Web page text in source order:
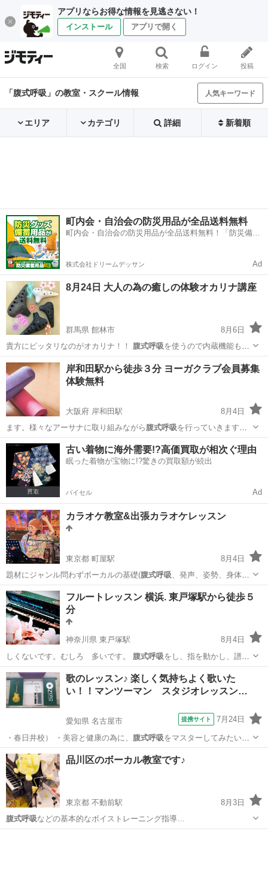
アプリならお得な情報を見逃さない！
インストール アプリで開く
全国 検索 ログイン 投稿
「腹式呼吸」の教室・スクール情報 人気キーワード
エリア カテゴリ 詳細 新着順
町内会・自治会の防災用品が全品送料無料
町内会・自治会の防災用品が全品送料無料！「防災備蓄
株式会社ドリームデッサン Ad
8月24日 大人の為の癒しの体験オカリナ講座
群馬県 館林市
8月6日
貴方にピッタリなのがオカリナ！！ 腹式呼吸を使うので内蔵機能もUP
し健康維持、…
群馬 館林市 その他
岸和田駅から徒歩３分 ヨーガクラブ会員募集
体験無料
大阪府 岸和田駅
8月4日
ます。様々なアーサナに取り組みながら 腹式呼吸を行っていきます。
ヨーガを通して自分…
大阪 岸和田市 岸和田駅 ヨガ 公民館
古い着物に海外需要!?高価買取が相次ぐ理由
眠った着物が宝物に!?驚きの買取額が続出
バイセル Ad
カラオケ教室&出張カラオケレッスン
東京都 町屋駅
8月4日
題材にジャンル問わずボーカルの基礎(腹式呼吸、発声、姿勢、身体顔
の緊張を和らげる…
東京 荒川区 町屋駅 ボーカル ボイストレーニング
フルートレッスン 横浜. 東戸塚駅から徒歩５
分
神奈川県 東戸塚駅
8月4日
しくないです。むしろ 多いです。
腹式呼吸をし、指を動かし、譜面
を読む・・・健…
神奈川 横浜市 フルート 大人
歌のレッスン♪ 楽しく気持ちよく歌いた
い！！マンツーマン スタジオレッスン…
愛知県 名古屋市 提携サイト 7月24日
・春日井校） ・美容と健康の為に、 腹式呼吸をマスターしてみたい。
・人前に出て…
愛知 名古屋市 ボーカル
品川区のボーカル教室です♪
東京都 不動前駅
8月3日
腹式呼吸などの基本的なボイストレーニング指導…